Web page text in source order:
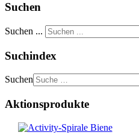
Suchen
Suchen ...
Suchindex
Suchen
Aktionsprodukte